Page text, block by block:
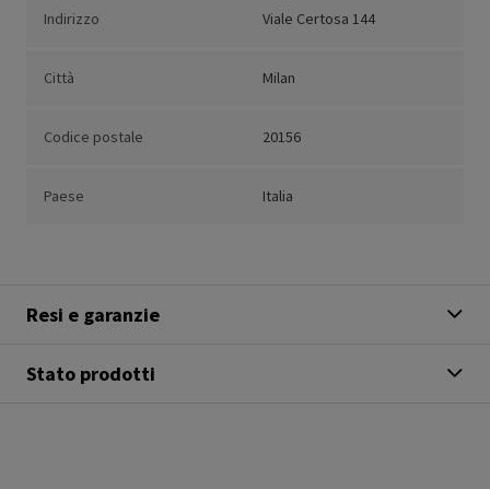
Indirizzo Viale Certosa 144
Città Milan
Codice postale 20156
Paese Italia
Resi e garanzie
Stato prodotti